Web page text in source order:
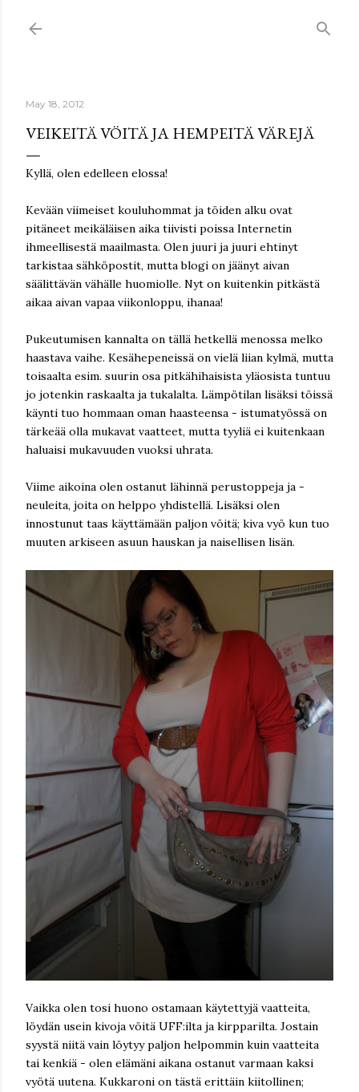
May 18, 2012
VEIKEITÄ VÖITÄ JA HEMPEITÄ VÄREJÄ
Kyllä, olen edelleen elossa!
Kevään viimeiset kouluhommat ja töiden alku ovat
pitäneet meikäläisen aika tiivisti poissa Internetin
ihmeellisestä maailmasta. Olen juuri ja juuri ehtinyt
tarkistaa sähköpostit, mutta blogi on jäänyt aivan
säälittävän vähälle huomiolle. Nyt on kuitenkin pitkästä
aikaa aivan vapaa viikonloppu, ihanaa!
Pukeutumisen kannalta on tällä hetkellä menossa melko
haastava vaihe. Kesähepeneissä on vielä liian kylmä, mutta
toisaalta esim. suurin osa pitkähihaisista yläosista tuntuu
jo jotenkin raskaalta ja tukalalta. Lämpötilan lisäksi töissä
käynti tuo hommaan oman haasteensa - istumatyössä on
tärkeää olla mukavat vaatteet, mutta tyyliä ei kuitenkaan
haluaisi mukavuuden vuoksi uhrata.
Viime aikoina olen ostanut lähinnä perustoppeja ja -
neuleita, joita on helppo yhdistellä. Lisäksi olen
innostunut taas käyttämään paljon vöitä; kiva vyö kun tuo
muuten arkiseen asuun hauskan ja naisellisen lisän.
Vaikka olen tosi huono ostamaan käytettyjä vaatteita,
löydän usein kivoja vöitä UFF:ilta ja kirpparilta. Jostain
syystä niitä vain löytyy paljon helpommin kuin vaatteita
tai kenkiä - olen elämäni aikana ostanut varmaan kaksi
vyötä uutena. Kukkaroni on tästä erittäin kiitollinen;